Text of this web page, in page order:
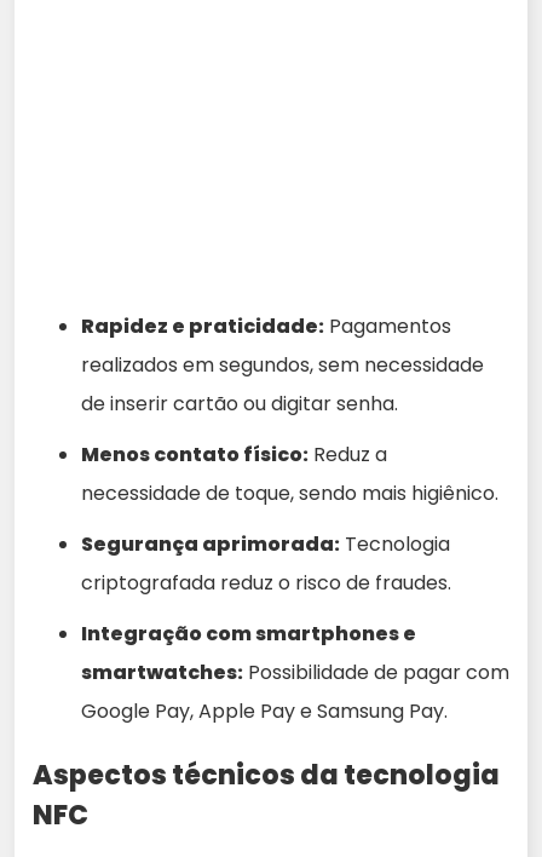
Rapidez e praticidade: Pagamentos
realizados em segundos, sem necessidade
de inserir cartão ou digitar senha.
Menos contato físico: Reduz a
necessidade de toque, sendo mais higiênico.
Segurança aprimorada: Tecnologia
criptografada reduz o risco de fraudes.
Integração com smartphones e
smartwatches: Possibilidade de pagar com
Google Pay, Apple Pay e Samsung Pay.
Aspectos técnicos da tecnologia
NFC